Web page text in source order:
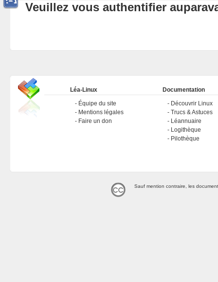
Veuillez vous authentifier
Léa-Linux
Équipe du site
Mentions légales
Faire un don
Documentation
Découvrir Linux
Trucs & Astuces
Léannuaire
Logithèque
Pilothèque
Sauf mention contraire, les